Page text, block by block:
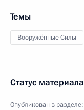
Темы
Вооружённые Силы
Статус материала
Опубликован в разделе: